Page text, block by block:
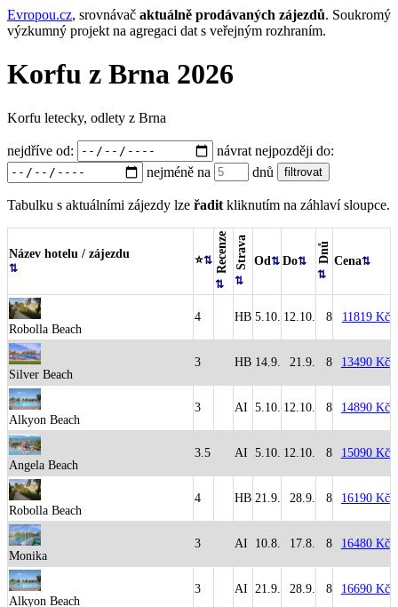
Evropou.cz, srovnávač aktuálně prodávaných zájezdů. Soukromý
výzkumný projekt na agregaci dat s veřejným rozhraním.
Korfu z Brna 2026
Korfu letecky, odlety z Brna
nejdříve od:
návrat nejpozději do:
nejméně na
dnů
Tabulku s aktuálními zájezdy lze řadit kliknutím na záhlaví sloupce.
Název hotelu / zájezdu ⭐ Recenze Strava Od Do Dnů Cena
Robolla Beach
4 HB 5.10. 12.10. 8 11819 Kč
Silver Beach
3 HB 14.9. 21.9. 8 13490 Kč
Alkyon Beach
3 AI 5.10. 12.10. 8 14890 Kč
Angela Beach
3.5 AI 5.10. 12.10. 8 15090 Kč
Robolla Beach
4 HB 21.9. 28.9. 8 16190 Kč
Monika
3 AI 10.8. 17.8. 8 16480 Kč
Alkyon Beach
3 AI 21.9. 28.9. 8 16690 Kč